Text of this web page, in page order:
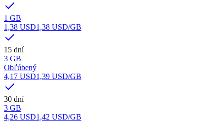
1 GB
1,38 USD1,38 USD/GB
15 dní
3 GB
Obľúbený
4,17 USD1,39 USD/GB
30 dní
3 GB
4,26 USD1,42 USD/GB